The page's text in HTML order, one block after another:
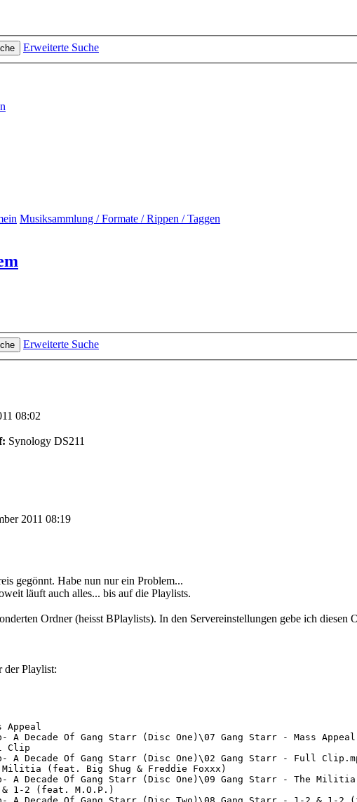
Erweiterte Suche
Musiksammlung / Formate / Rippen / Taggen
Erweiterte Suche
08:02
Synology DS211
2011 08:19
gegönnt. Habe nun nur ein Problem...
läuft auch alles... bis auf die Playlists.
Ordner (heisst BPlaylists). In den Servereinstellungen gebe ich
der Playlist:
Appeal
Decade Of Gang Starr (Disc One)\07 Gang Starr - Mass
Clip
Decade Of Gang Starr (Disc One)\02 Gang Starr - Full
Militia (feat. Big Shug & Freddie Foxxx)
Decade Of Gang Starr (Disc One)\09 Gang Starr - The
& 1-2 (feat. M.O.P.)